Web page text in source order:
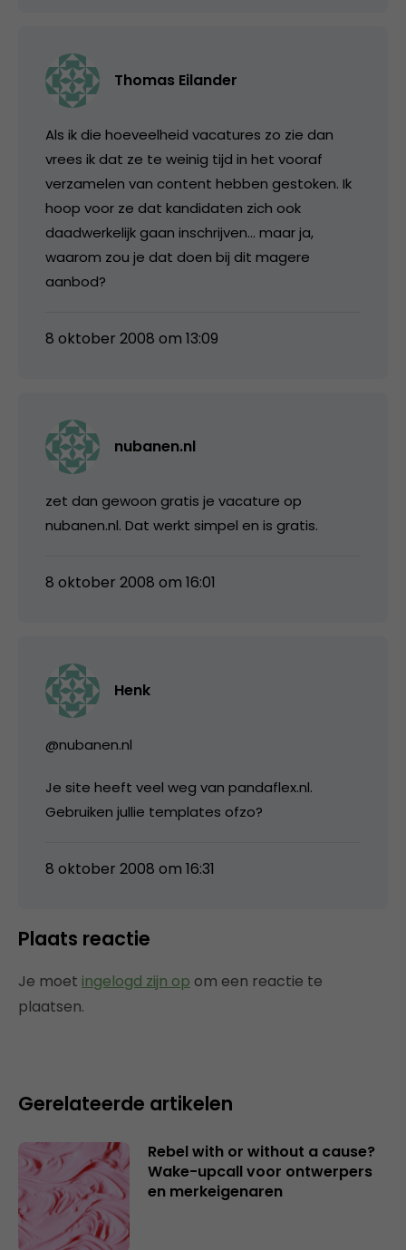
Thomas Eilander
Als ik die hoeveelheid vacatures zo zie dan
vrees ik dat ze te weinig tijd in het vooraf
verzamelen van content hebben gestoken. Ik
hoop voor ze dat kandidaten zich ook
daadwerkelijk gaan inschrijven… maar ja,
waarom zou je dat doen bij dit magere
aanbod?
8 oktober 2008 om 13:09
nubanen.nl
zet dan gewoon gratis je vacature op
nubanen.nl. Dat werkt simpel en is gratis.
8 oktober 2008 om 16:01
Henk
@nubanen.nl
Je site heeft veel weg van pandaflex.nl.
Gebruiken jullie templates ofzo?
8 oktober 2008 om 16:31
Plaats reactie
Je moet ingelogd zijn op om een reactie te
plaatsen.
Gerelateerde artikelen
Rebel with or without a cause?
Wake-upcall voor ontwerpers
en merkeigenaren